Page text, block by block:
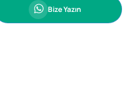
Whatsapp
Bize Yazın